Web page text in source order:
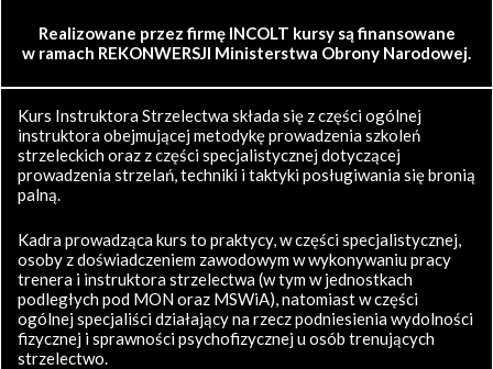
Realizowane przez firmę INCOLT kursy są finansowane
w ramach REKONWERSJI Ministerstwa Obrony Narodowej.
Kurs Instruktora Strzelectwa składa się z części ogólnej
instruktora obejmującej metodykę prowadzenia szkoleń
strzeleckich oraz z części specjalistycznej dotyczącej
prowadzenia strzelań, techniki i taktyki posługiwania się bronią
palną.
Kadra prowadząca kurs to praktycy, w części specjalistycznej,
osoby z doświadczeniem zawodowym w wykonywaniu pracy
trenera i instruktora strzelectwa (w tym w jednostkach
podległych pod MON oraz MSWiA), natomiast w części
ogólnej specjaliści działający na rzecz podniesienia wydolności
fizycznej i sprawności psychofizycznej u osób trenujących
strzelectwo.